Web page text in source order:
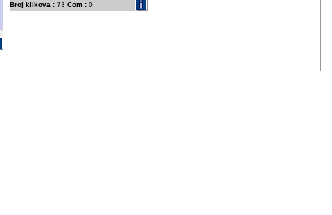
Broj klikova : 73 Com : 0